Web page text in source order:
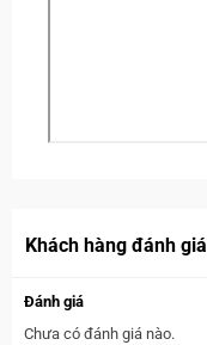
Khách hàng đánh giá
Đánh giá
Chưa có đánh giá nào.